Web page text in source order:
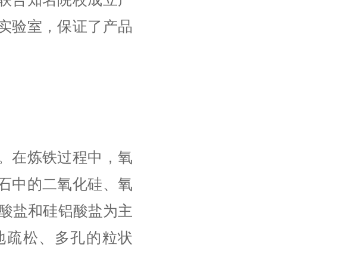
验室，保证了产品
在炼铁过程中，氧
中的二氧化硅、氧
盐和硅铝酸盐为主
疏松、多孔的粒状